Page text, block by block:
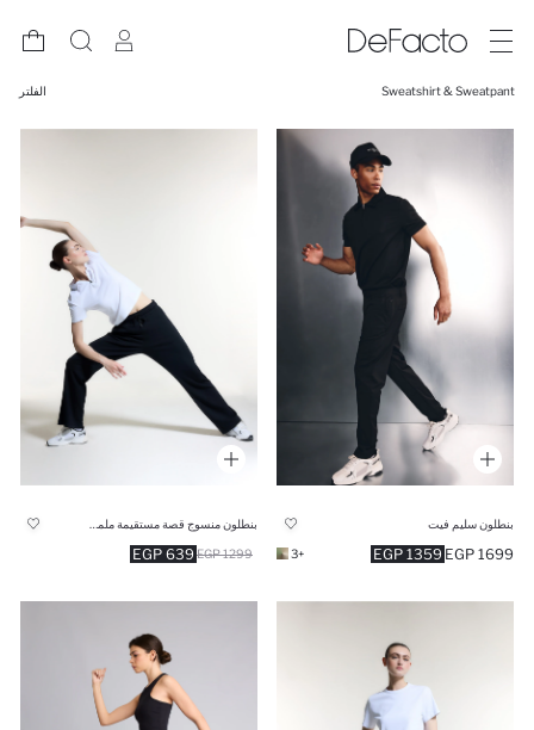
Sweatshirt & Sweatpant الفلتر
بنطلون سليم فيت
1359 EGP 1699 EGP
+3
639 EGP 1299 EGP